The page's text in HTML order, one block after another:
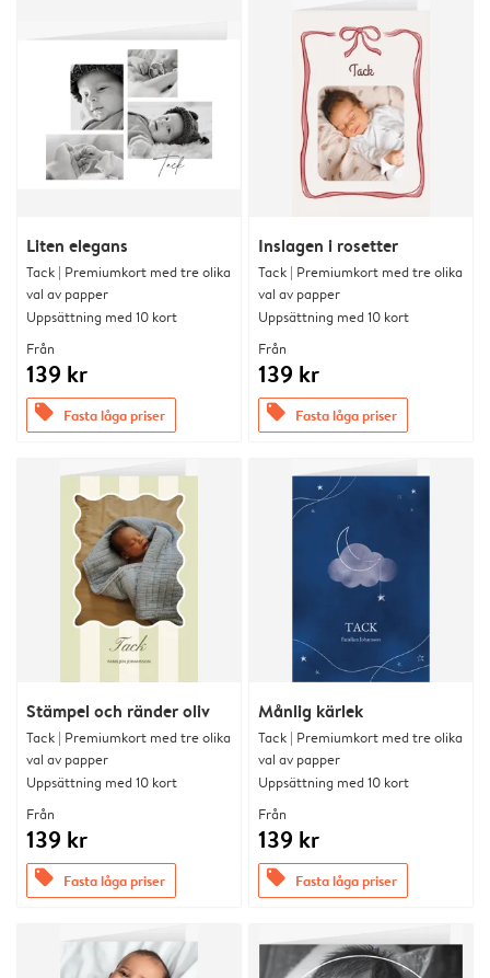
Liten elegans
Tack | Premiumkort med tre olika
val av papper
Uppsättning med 10 kort
Från
139 kr
offers Fasta låga priser
Inslagen i rosetter
Tack | Premiumkort med tre olika
val av papper
Uppsättning med 10 kort
Från
139 kr
offers Fasta låga priser
Stämpel och ränder oliv
Tack | Premiumkort med tre olika
val av papper
Uppsättning med 10 kort
Från
139 kr
offers Fasta låga priser
Månlig kärlek
Tack | Premiumkort med tre olika
val av papper
Uppsättning med 10 kort
Från
139 kr
offers Fasta låga priser